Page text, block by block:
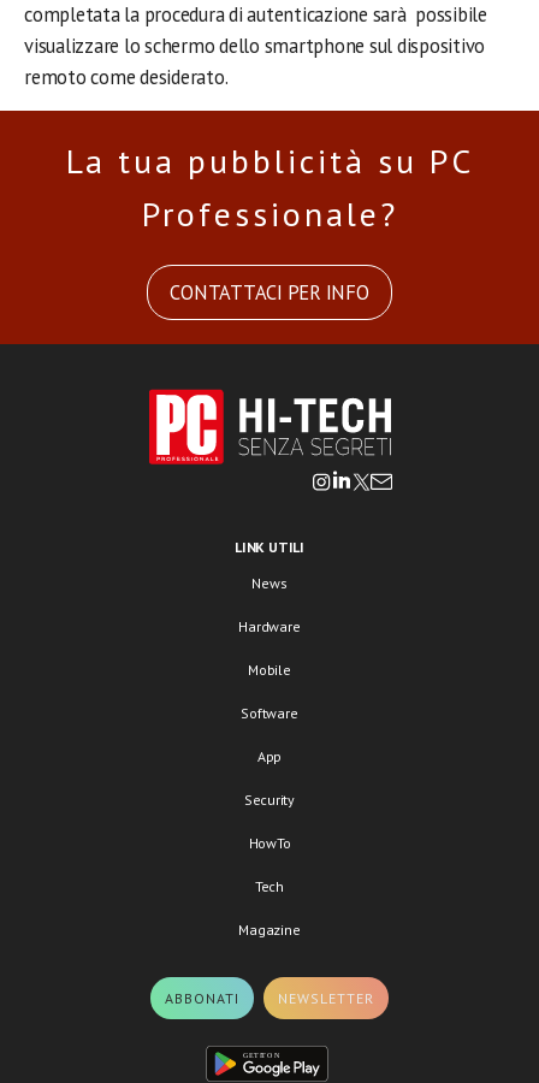
completata la procedura di autenticazione sarà possibile
visualizzare lo schermo dello smartphone sul dispositivo
remoto come desiderato.
La tua pubblicità su PC
Professionale?
CONTATTACI PER INFO
LINK UTILI
News
Hardware
Mobile
Software
App
Security
HowTo
Tech
Magazine
ABBONATI NEWSLETTER